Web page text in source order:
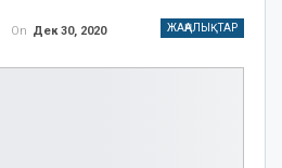
ЖАҢАЛЫҚТАР
On Дек 30, 2020